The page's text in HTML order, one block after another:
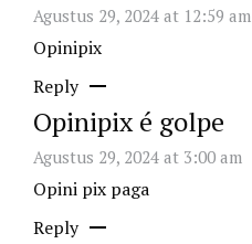
Agustus 29, 2024 at 12:59 am
Opinipix
Reply
Opinipix é golpe
Agustus 29, 2024 at 3:00 am
Opini pix paga
Reply